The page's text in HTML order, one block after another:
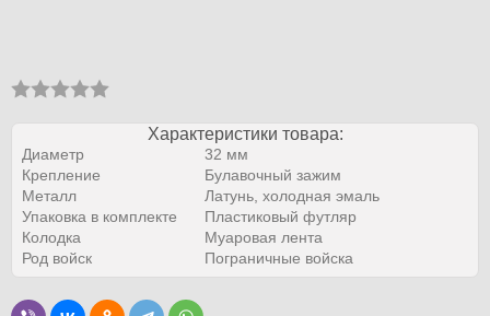
Характеристики товара:
Диаметр
32 мм
Крепление
Булавочный зажим
Металл
Латунь, холодная эмаль
Упаковка в комплекте
Пластиковый футляр
Колодка
Муаровая лента
Род войск
Пограничные войска